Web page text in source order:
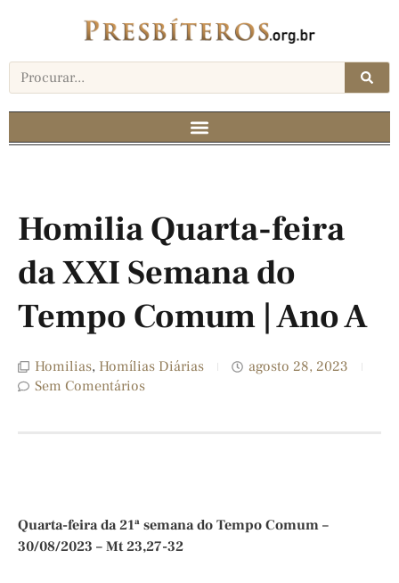
Homilia Quarta-feira
da XXI Semana do
Tempo Comum | Ano A
Homilias, Homílias Diárias
agosto 28, 2023
Sem Comentários
Quarta-feira da 21ª semana do Tempo Comum –
30/08/2023 – Mt 23,27-32